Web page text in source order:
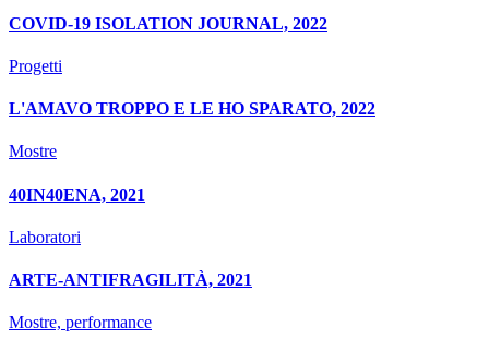
COVID-19 ISOLATION JOURNAL, 2022
Progetti
L'AMAVO TROPPO E LE HO SPARATO, 2022
Mostre
40IN40ENA, 2021
Laboratori
ARTE-ANTIFRAGILITÀ, 2021
Mostre, performance